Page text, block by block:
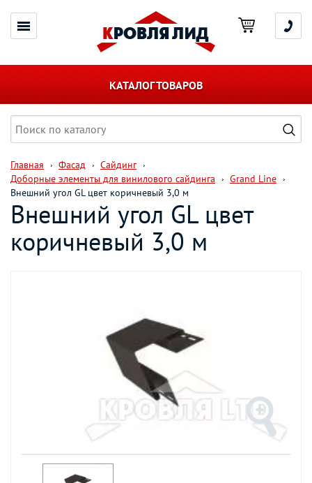
КАТАЛОГ ТОВАРОВ
Главная Фасад
Сайдинг
Доборные элементы для винилового сайдинга
Grand Line
Внешний угол GL цвет коричневый 3,0 м
Внешний угол GL цвет
коричневый 3,0 м